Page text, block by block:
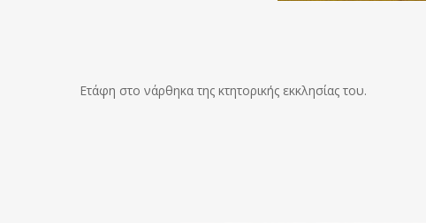
Ετάφη στο νάρθηκα της κτητορικής εκκλησίας του.